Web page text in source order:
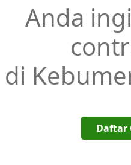
Anda
di
Daftar